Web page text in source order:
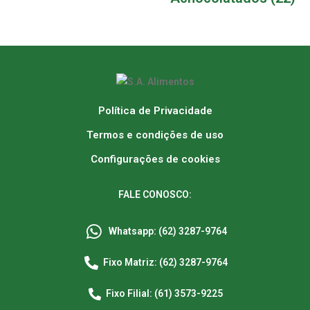
Política de Privacidade
Termos e condições de uso
Configurações de cookies
FALE CONOSCO:
Whatsapp: (62) 3287-9764
Fixo Matriz: (62) 3287-9764
Fixo Filial: (61) 3573-9225